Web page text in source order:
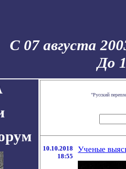
С 07 августа
До
"Русский
10.10.2018
18:55
Ученые